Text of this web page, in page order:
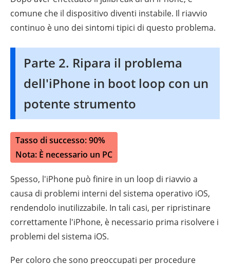
comune che il dispositivo diventi instabile. Il riavvio
continuo è uno dei sintomi tipici di questo problema.
Parte 2. Ripara il problema
dell'iPhone in boot loop con un
potente strumento
Tasso di successo: 90%
Nota: È necessario un PC
Spesso, l'iPhone può finire in un loop di riavvio a
causa di problemi interni del sistema operativo iOS,
rendendolo inutilizzabile. In tali casi, per ripristinare
correttamente l'iPhone, è necessario prima risolvere i
problemi del sistema iOS.
Per coloro che sono preoccupati per procedure